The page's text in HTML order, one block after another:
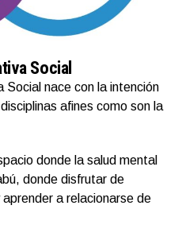
Social
Social nace con la intención
afines como son la
donde la salud mental
donde disfrutar de
a relacionarse de